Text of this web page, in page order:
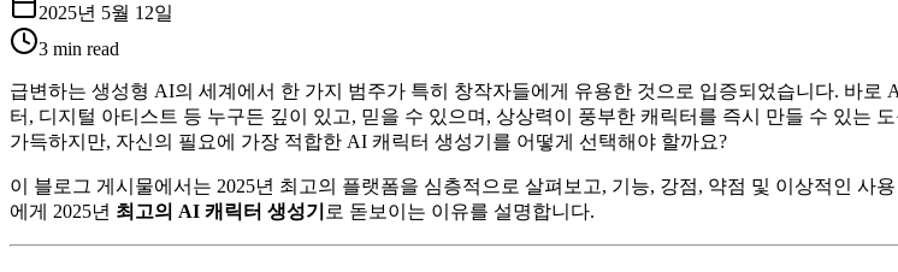
2025년 5월 12일
3 min read
급변하는 생성형 AI의 세계에서 한 가지 범주가 특히 창작자들에게 유용한 것으로 입증되었습니다. 바
터, 디지털 아티스트 등 누구든 깊이 있고, 믿을 수 있으며, 상상력이 풍부한 캐릭터를 즉시 만들 수 있는
가득하지만, 자신의 필요에 가장 적합한 AI 캐릭터 생성기를 어떻게 선택해야 할까요?
이 블로그 게시물에서는 2025년 최고의 플랫폼을 심층적으로 살펴보고, 기능, 강점, 약점 및 이상적인 사
에게 2025년 최고의 AI 캐릭터 생성기 로 돋보이는 이유를 설명합니다.